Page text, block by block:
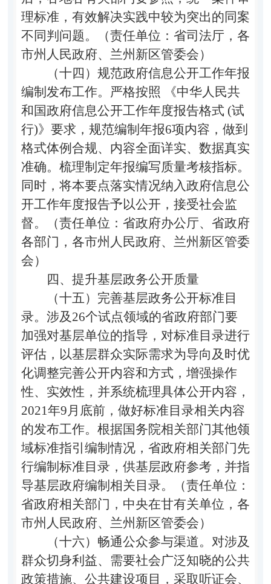
理标准，有效解决实践中较为突出的同案
不同判问题。（责任单位：省司法厅，各
市州人民政府、兰州新区管委会）
（十四）规范政府信息公开工作年报
编制发布工作。 严格按照 《中华人民共
和国政府信息公开工作年度报告格式 (试
行)》要求，规范编制年报6项内容，做到
格式体例合规、内容全面详实、数据真实
准确。梳理制定年报编写质量考核指标。
同时，将本要点落实情况纳入政府信息公
开工作年度报告予以公开，接受社会监
督。（责任单位：省政府办公厅、省政府
各部门，各市州人民政府、兰州新区管委
会）
四、提升基层政务公开质量
（十五）完善基层政务公开标准目
录。 涉及26个试点领域的省政府部门要
加强对基层单位的指导，对标准目录进行
评估，以基层群众实际需求为导向及时优
化调整完善公开内容和方式，增强操作
性、实效性，并系统梳理具体公开内容，
2021年9月底前，做好标准目录相关内容
的发布工作。根据国务院相关部门其他领
域标准指引编制情况，省政府相关部门先
行编制标准目录，供基层政府参考，并指
导基层政府编制相关目录。（责任单位：
省政府相关部门，中央在甘有关单位，各
市州人民政府、兰州新区管委会）
（十六）畅通公众参与渠道。 对涉及
群众切身利益、需要社会广泛知晓的公共
政策措施、公共建设项目，采取听证会、